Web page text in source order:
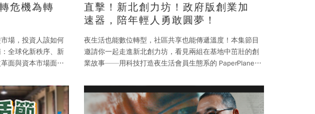
危機為轉
場，投資人該如何
全球化新秩序、新
面與資本市場面三
直擊！新北創力坊！政府版創業加
速器，陪年輕人勇敢圓夢！
夜生活也能數位轉型，社區共享也能傳遞溫度！ 本集節目
邀請你一起走進新北創力坊，看見兩組在基地中茁壯的創
業故事——用科技打造夜生活會員生態系的 PaperPlane，